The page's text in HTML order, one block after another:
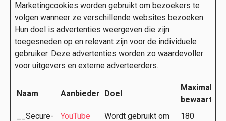
Marketingcookies worden gebruikt om bezoekers te
volgen wanneer ze verschillende websites bezoeken.
Hun doel is advertenties weergeven die zijn
toegesneden op en relevant zijn voor de individuele
gebruiker. Deze advertenties worden zo waardevoller
voor uitgevers en externe adverteerders.
Naam Aanbieder Doel
Maximale
__Secure-
YouTube
Wordt gebruikt om
180